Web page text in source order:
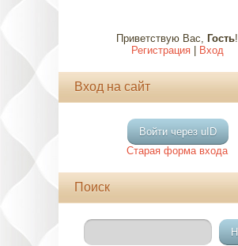
Приветствую Вас, Гость!
Регистрация| Вход
Вход на сайт
Войти через uID
Старая форма входа
Поиск